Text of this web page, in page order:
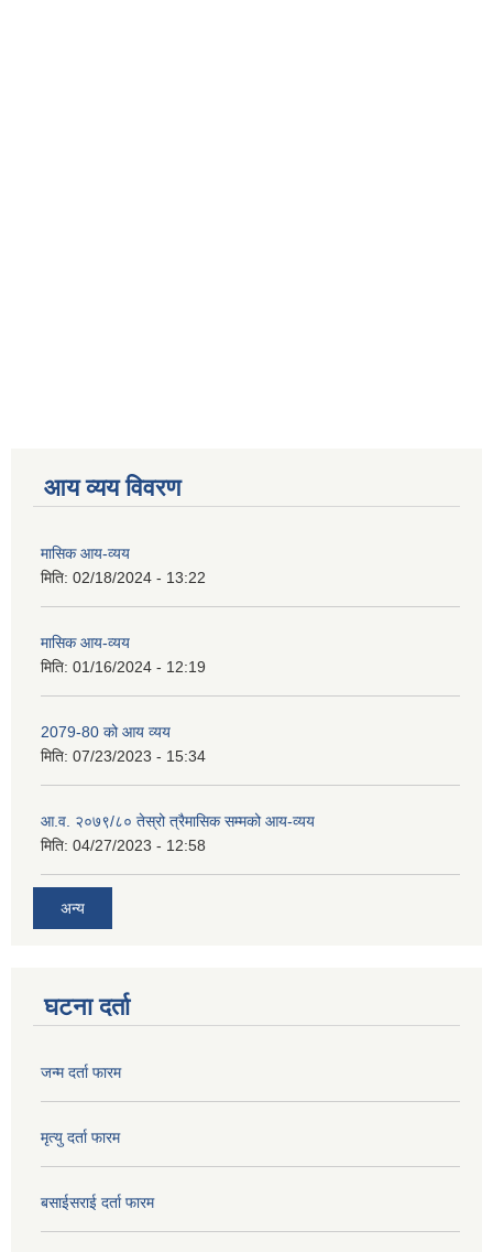
आय व्यय विवरण
मासिक आय-व्यय
मिति: 02/18/2024 - 13:22
मासिक आय-व्यय
मिति: 01/16/2024 - 12:19
2079-80 को आय व्यय
मिति: 07/23/2023 - 15:34
आ.व. २०७९/८० तेस्रो त्रैमासिक सम्मको आय-व्यय
मिति: 04/27/2023 - 12:58
अन्य
घटना दर्ता
जन्म दर्ता फारम
मृत्यु दर्ता फारम
बसाईसराई दर्ता फारम